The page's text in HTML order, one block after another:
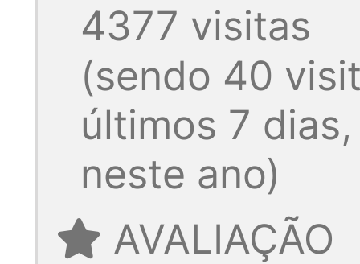
4377 visitas
(sendo 40
últimos 7
neste ano)
AVALIAÇÃO